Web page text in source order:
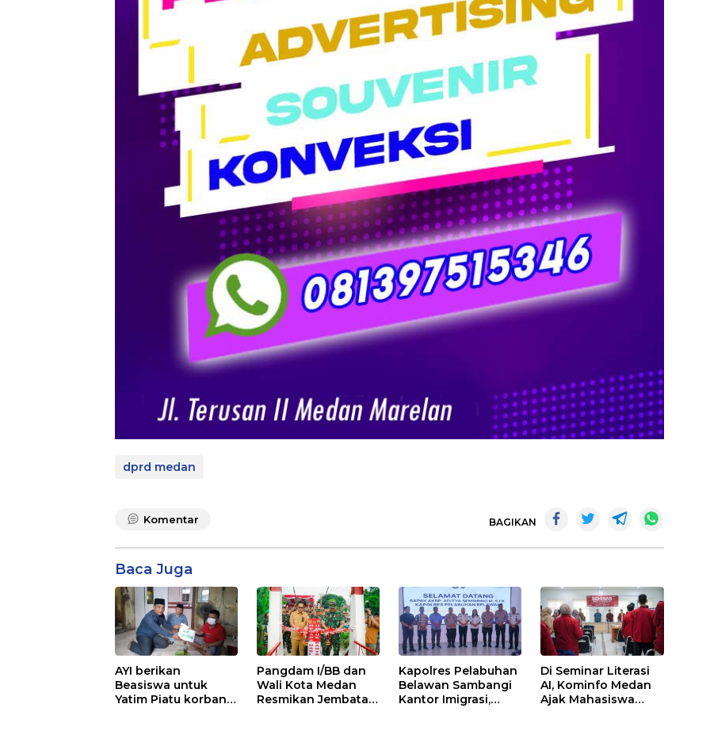
dprd medan
Komentar BAGIKAN
Baca Juga
AYI berikan
Beasiswa untuk
Yatim Piatu korban
Pangdam I/BB dan
Wali Kota Medan
Resmikan Jembatan
Kapolres Pelabuhan
Belawan Sambangi
Kantor Imigrasi,
Di Seminar Literasi
AI, Kominfo Medan
Ajak Mahasiswa